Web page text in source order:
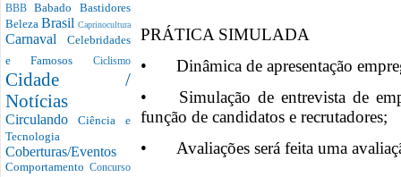
BBBBabado Bastidores
Beleza Brasil Caprinocultura
Carnaval Celebridades
e Famosos Ciclismo
Cidade /
Notícias
CirculandoCiência e
Tecnologia
Coberturas/Eventos
Comportamento Concurso
PRÁTICA SIMULADA
•
Dinâmica de apresentação
•
Simulação de entrevista de
função de candidatos e recrutadores;
•
Avaliações será feita uma